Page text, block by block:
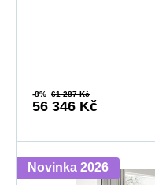
-8% 61 287 Kč
56 346 Kč
Novinka 2026